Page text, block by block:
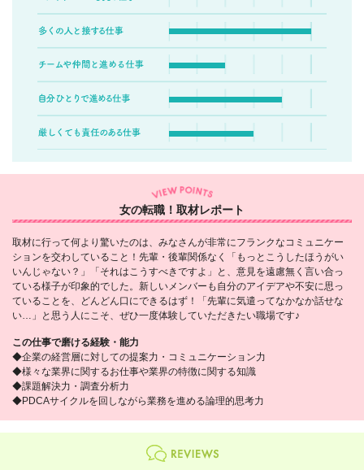
女の転職！取材レポート
取材に行って何より驚いたのは、みなさんが非常にフランクなコミュニケー
ションを交わしていること！先輩・後輩関係なく「もっとこうしたほうがい
いんじゃない？」「それはこうすべきですよ」と、意見を遠慮無く言い合っ
ている様子が印象的でした。新しいメンバーも自分のアイデアや不安に思っ
ていることを、どんどん口にできるはず！「先輩に気遣ってなかなか話せな
い…」と思う人にこそ、ぜひ一度体験していただきたい職場です♪
この仕事で磨ける経験・能力
◆企業の経営層に対しての提案力・コミュニケーション力
◆様々な業界に関するお仕事や業界の特徴に関する知識
◆課題解決力・調査分析力
◆PDCAサイクルを回しながら業務を進める論理的思考力